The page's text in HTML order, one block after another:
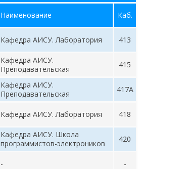
Наименование Каб.
Кафедра АИСУ. Лаборатория 413
Кафедра АИСУ.
Преподавательская
415
Кафедра АИСУ.
Преподавательская
417А
Кафедра АИСУ. Лаборатория 418
Кафедра АИСУ. Школа
программистов-электроников
420
- -